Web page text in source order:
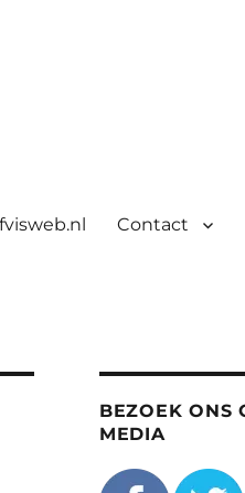
Contact
BEZOEK ONS
MEDIA